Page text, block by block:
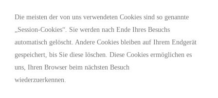
Die meisten der von uns verwendeten Cookies sind so genannte
„Session-Cookies“. Sie werden nach Ende Ihres Besuchs
automatisch gelöscht. Andere Cookies bleiben auf Ihrem Endgerät
gespeichert, bis Sie diese löschen. Diese Cookies ermöglichen es
uns, Ihren Browser beim nächsten Besuch
wiederzuerkennen.